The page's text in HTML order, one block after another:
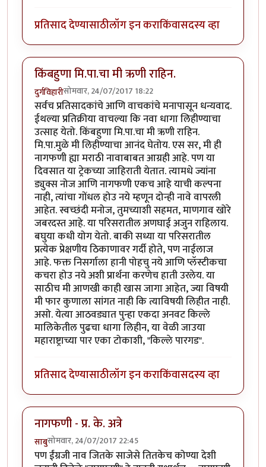
प्रतिसाद देण्यासाठीलॉग इन कराकिंवासदस्य व्हा
किंबहुणा मि.पा.चा मी ऋणी राहिन.
दुर्गविहारीसोमवार, 24/07/2017 18:22
सर्वच प्रतिसादकांचे आणि वाचकांचे मनापासून धन्यवाद.
ईथल्या प्रतिक्रीया वाचल्या कि नवा धागा लिहीण्याचा
उत्साह येतो. किंबहुणा मि.पा.चा मी ऋणी राहिन.
मि.पा.मुळे मी लिहीण्याचा आनंद घेतोय. एस सर, मी ही
नागफणी ह्या मराठी नावाबाबत आग्रही आहे. पण या
दिवसात या ट्रेकच्या जाहिराती येतात. त्यामधे ज्यांना
ड्युक्स नोज आणि नागफणी एकच आहे याची कल्पना
नाही, त्यांचा गोंधल होउ नये म्हणून दोन्ही नावे वापरली
आहेत. स्वच्छंदी मनोज, तुमच्याशी सहमत, माणगाव खोरे
जबरदस्त आहे. या परिसरातील अणघाई अजुन राहिलाय.
बघुया कधी योग येतो. बाकी सध्या या परिसरातील
प्रत्येक प्रेक्षणीय ठिकाणावर गर्दी होते, पण नाईलाज
आहे. फक्त निसर्गाला हानी पोहचु नये आणि प्लॅस्टीकचा
कचरा होउ नये अशी प्रार्थना करणेच हाती उरलेय. या
साठीच मी आणखी काही खास जागा आहेत, ज्या विषयी
मी फार कुणाला सांगत नाही कि त्याविषयी लिहीत नाही.
असो. येत्या आठवड्यात पुन्हा एकदा अनवट किल्ले
मालिकेतील पुढचा धागा लिहीन, या वेळी जाउया
महाराष्ट्राच्या पार एका टोकाशी, "किल्ले पारगड".
प्रतिसाद देण्यासाठीलॉग इन कराकिंवासदस्य व्हा
नागफणी - प्र. के. अत्रे
साबुसोमवार, 24/07/2017 22:45
पण ईंग्रजी नाव जितके साजेसे तितकेच कोण्या देशी